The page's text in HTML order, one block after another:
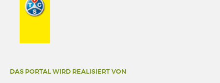
DAS PORTAL WIRD REALISIERT VON